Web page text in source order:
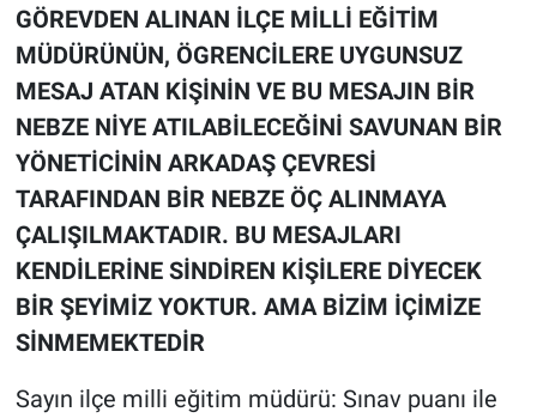
GÖREVDEN ALINAN İLÇE MİLLİ EĞİTİM
MÜDÜRÜNÜN, ÖGRENCİLERE UYGUNSUZ
MESAJ ATAN KİŞİNİN VE BU MESAJIN BİR
NEBZE NİYE ATILABİLECEĞİNİ SAVUNAN BİR
YÖNETİCİNİN ARKADAŞ ÇEVRESİ
TARAFINDAN BİR NEBZE ÖÇ ALINMAYA
ÇALIŞILMAKTADIR. BU MESAJLARI
KENDİLERİNE SİNDİREN KİŞİLERE DİYECEK
BİR ŞEYİMİZ YOKTUR. AMA BİZİM İÇİMİZE
SİNMEMEKTEDİR
Sayın ilçe milli eğitim müdürü: Sınav puanı ile